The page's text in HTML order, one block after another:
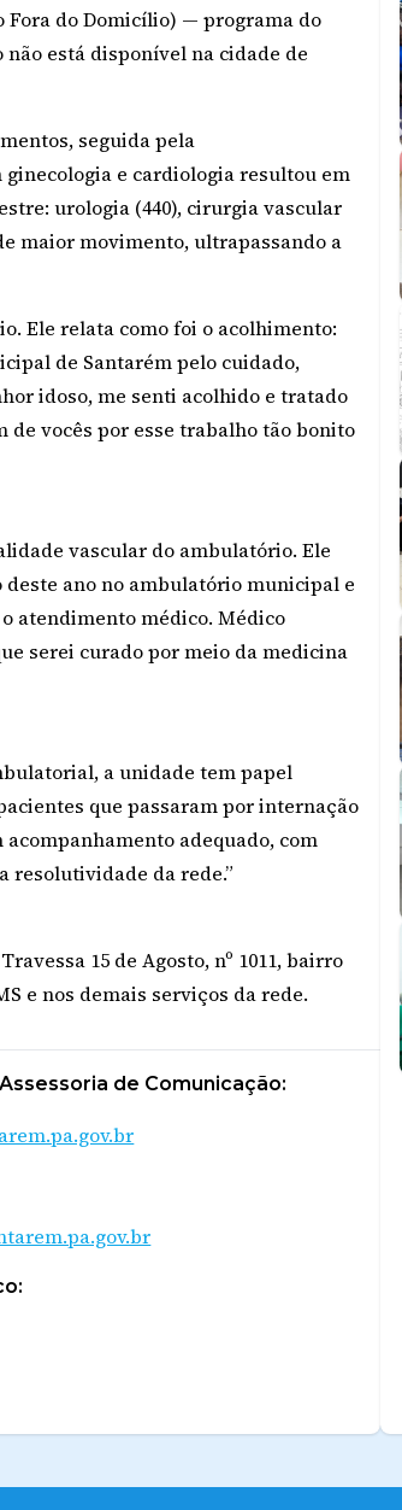
Fora do Domicílio) — programa do
está disponível na cidade de
seguida pela
ginecologia e cardiologia resultou em
urologia (440), cirurgia vascular
maior movimento, ultrapassando a
Ele relata como foi o acolhimento:
de Santarém pelo cuidado,
idoso, me senti acolhido e tratado
de vocês por esse trabalho tão bonito
vascular do ambulatório. Ele
deste ano no ambulatório municipal e
atendimento médico. Médico
serei curado por meio da medicina
a unidade tem papel
que passaram por internação
adequado, com
resolutividade da rede.”
15 de Agosto, nº 1011, bairro
e nos demais serviços da rede.
de Comunicação: